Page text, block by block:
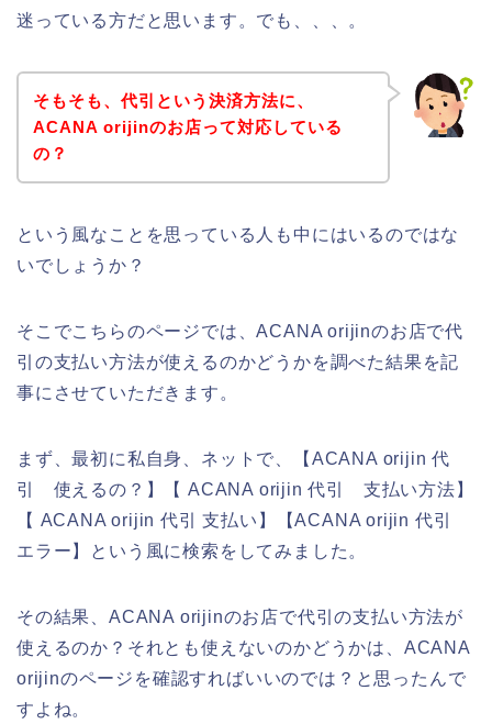
迷っている方だと思います。でも、、、。
そもそも、代引という決済方法に、
ACANA orijinのお店って対応している
の？
という風なことを思っている人も中にはいるのではな
いでしょうか？
そこでこちらのページでは、ACANA orijinのお店で代
引の支払い方法が使えるのかどうかを調べた結果を記
事にさせていただきます。
まず、最初に私自身、ネットで、【ACANA orijin 代
引 使えるの？】【 ACANA orijin 代引 支払い方法】
【 ACANA orijin 代引 支払い】【ACANA orijin 代引
エラー】という風に検索をしてみました。
その結果、ACANA orijinのお店で代引の支払い方法が
使えるのか？それとも使えないのかどうかは、ACANA
orijinのページを確認すればいいのでは？と思ったんで
すよね。